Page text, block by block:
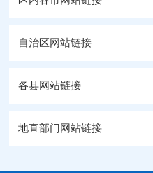
自治区网站链接
各县网站链接
地直部门网站链接